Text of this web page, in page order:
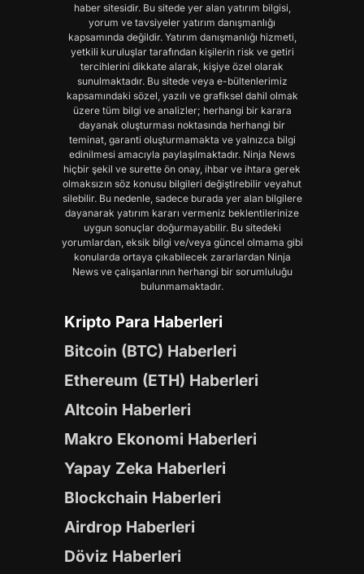
haber sitesidir. Bu sitede yer alan yatırım bilgisi,
yorum ve tavsiyeler yatırım danışmanlığı
kapsamında değildir. Yatırım danışmanlığı hizmeti,
yetkili kuruluşlar tarafından kişilerin risk ve getiri
tercihlerini dikkate alarak, kişiye özel olarak
sunulmaktadır. Bu sitede veya e-bültenlerimiz
kapsamındaki sözel, yazılı ve grafiksel dahil olmak
üzere tüm bilgi ve analizler; herhangi bir karara
dayanak oluşturması noktasında herhangi bir
teminat, garanti oluşturmamakta ve yalnızca bilgi
edinilmesi amacıyla paylaşılmaktadır. Ninja News
hiçbir şekil ve surette ön onay, ihbar ve ihtara gerek
olmaksızın söz konusu bilgileri değiştirebilir veyahut
silebilir. Bu nedenle, sadece burada yer alan bilgilere
dayanarak yatırım kararı vermeniz beklentilerinize
uygun sonuçlar doğurmayabilir. Bu sitedeki
yorumlardan, eksik bilgi ve/veya güncel olmama gibi
konularda ortaya çıkabilecek zararlardan Ninja
News ve çalışanlarının herhangi bir sorumluluğu
bulunmamaktadır.
Kripto Para Haberleri
Bitcoin (BTC) Haberleri
Ethereum (ETH) Haberleri
Altcoin Haberleri
Makro Ekonomi Haberleri
Yapay Zeka Haberleri
Blockchain Haberleri
Airdrop Haberleri
Döviz Haberleri